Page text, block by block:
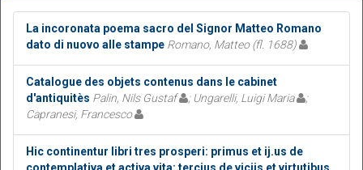
La incoronata poema sacro del Signor Matteo Romano
dato di nuovo alle stampe Romano, Matteo (fl. 1688)
Catalogue des objets contenus dans le cabinet
d'antiquitès Palin, Nils Gustaf ; Ungarelli, Luigi Maria
;
Capranesi, Francesco
Hic continentur libri tres prosperi: primus et ij.us de
contemplativa et activa vita: tercius de viciis et virtutibus